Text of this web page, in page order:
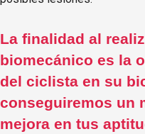
La finalidad al
biomecánico es la
del ciclista en su
conseguiremos un
mejora en tus